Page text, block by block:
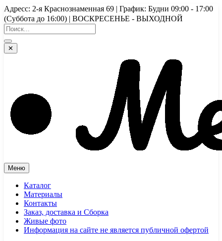
Перейти
к
содержимому
Адресс: 2-я Краснознаменная 69 | График: Будни 09:00 - 17:00
(Суббота до 16:00) | ВОСКРЕСЕНЬЕ - ВЫХОДНОЙ
✕
Меню
Каталог
Материалы
Контакты
Заказ, доставка и Сборка
Живые фото
Информация на сайте не является публичной офертой